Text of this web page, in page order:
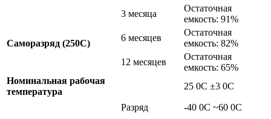
Саморазряд (250C)
3 месяца
Остаточная
емкость: 91%
6 месяцев
Остаточная
емкость: 82%
12 месяцев
Остаточная
емкость: 65%
Номинальная рабочая
температура
25 0C ±3 0C
Разряд
-40 0C ~60 0C